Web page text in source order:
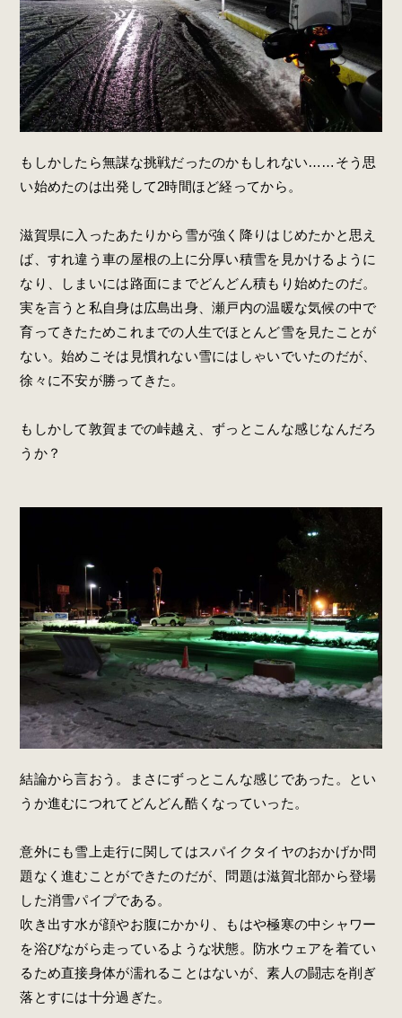
もしかしたら無謀な挑戦だったのかもしれない……そう思
い始めたのは出発して2時間ほど経ってから。
滋賀県に入ったあたりから雪が強く降りはじめたかと思え
ば、すれ違う車の屋根の上に分厚い積雪を見かけるように
なり、しまいには路面にまでどんどん積もり始めたのだ。
実を言うと私自身は広島出身、瀬戸内の温暖な気候の中で
育ってきたためこれまでの人生でほとんど雪を見たことが
ない。始めこそは見慣れない雪にはしゃいでいたのだが、
徐々に不安が勝ってきた。
もしかして敦賀までの峠越え、ずっとこんな感じなんだろ
うか？
結論から言おう。まさにずっとこんな感じであった。とい
うか進むにつれてどんどん酷くなっていった。
意外にも雪上走行に関してはスパイクタイヤのおかげか問
題なく進むことができたのだが、問題は滋賀北部から登場
した消雪パイプである。
吹き出す水が顔やお腹にかかり、もはや極寒の中シャワー
を浴びながら走っているような状態。防水ウェアを着てい
るため直接身体が濡れることはないが、素人の闘志を削ぎ
落とすには十分過ぎた。